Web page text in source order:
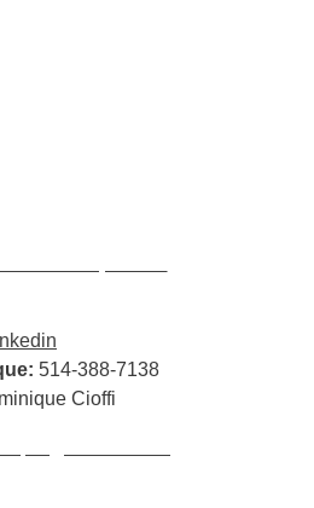
514-388-7138
Cioffi